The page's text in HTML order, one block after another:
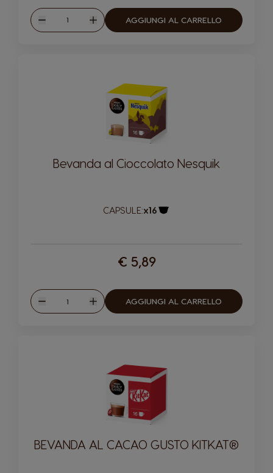
Ridurre
Quantità
Aumentare
AGGIUNGI AL CARRELLO
Bevanda al Cioccolato Nesquik
CAPSULE:x16
€ 5,89
Ridurre
Quantità
Aumentare
AGGIUNGI AL CARRELLO
BEVANDA AL CACAO GUSTO KITKAT®